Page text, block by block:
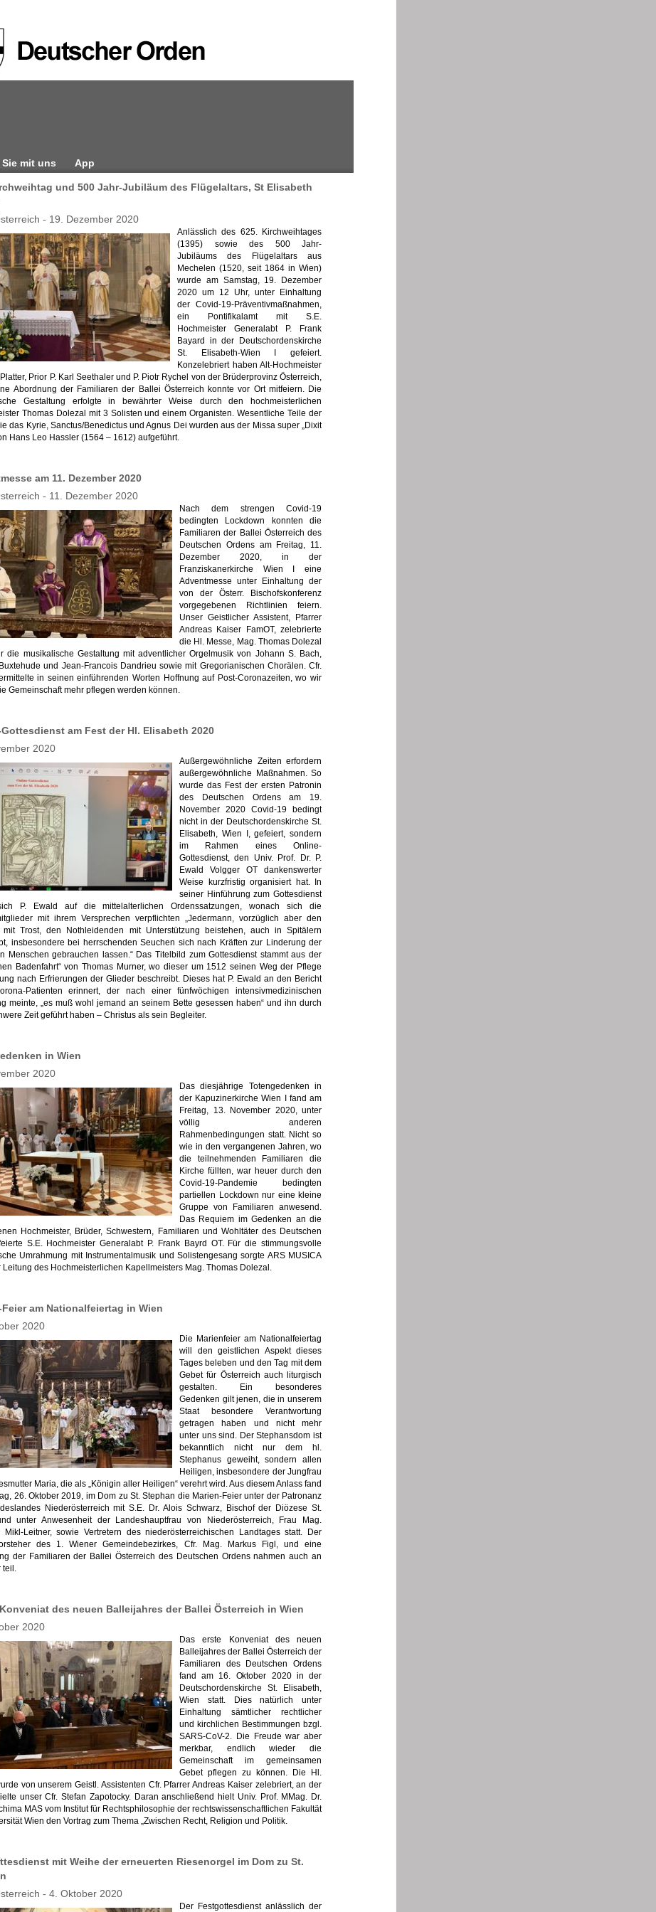
Sie mit uns App
und 500 Jahr-Jubiläum des Flügelaltars, St Elisabeth
- 19. Dezember 2020
Anlässlich des 625. Kirchweihtages
(1395) sowie des 500 Jahr-
Jubiläums des Flügelaltars aus
Mechelen (1520, seit 1864 in Wien)
wurde am Samstag, 19. Dezember
2020 um 12 Uhr, unter Einhaltung
der Covid-19-Präventivmaßnahmen,
ein Pontifikalamt mit S.E.
Hochmeister Generalabt P. Frank
Bayard in der Deutschordenskirche
St. Elisabeth-Wien I gefeiert.
Konzelebriert haben Alt-Hochmeister
Platter, Prior P. Karl Seethaler und P. Piotr Rychel von der Brüderprovinz Österreich,
Abordnung der Familiaren der Ballei Österreich konnte vor Ort mitfeiern. Die
Gestaltung erfolgte in bewährter Weise durch den hochmeisterlichen
Thomas Dolezal mit 3 Solisten und einem Organisten. Wesentliche Teile der
das Kyrie, Sanctus/Benedictus und Agnus Dei wurden aus der Missa super „Dixit
Hans Leo Hassler (1564 – 1612) aufgeführt.
am 11. Dezember 2020
- 11. Dezember 2020
Nach dem strengen Covid-19
bedingten Lockdown konnten die
Familiaren der Ballei Österreich des
Deutschen Ordens am Freitag, 11.
Dezember 2020, in der
Franziskanerkirche Wien I eine
Adventmesse unter Einhaltung der
von der Österr. Bischofskonferenz
vorgegebenen Richtlinien feiern.
Unser Geistlicher Assistent, Pfarrer
Andreas Kaiser FamOT, zelebrierte
die Hl. Messe, Mag. Thomas Dolezal
die musikalische Gestaltung mit adventlicher Orgelmusik von Johann S. Bach,
und Jean-Francois Dandrieu sowie mit Gregorianischen Chorälen. Cfr.
in seinen einführenden Worten Hoffnung auf Post-Coronazeiten, wo wir
Gemeinschaft mehr pflegen werden können.
am Fest der Hl. Elisabeth 2020
2020
Außergewöhnliche Zeiten erfordern
außergewöhnliche Maßnahmen. So
wurde das Fest der ersten Patronin
des Deutschen Ordens am 19.
November 2020 Covid-19 bedingt
nicht in der Deutschordenskirche St.
Elisabeth, Wien I, gefeiert, sondern
im Rahmen eines Online-
Gottesdienst, den Univ. Prof. Dr. P.
Ewald Volgger OT dankenswerter
Weise kurzfristig organisiert hat. In
seiner Hinführung zum Gottesdienst
P. Ewald auf die mittelalterlichen Ordenssatzungen, wonach sich die
mit ihrem Versprechen verpflichten „Jedermann, vorzüglich aber den
mit Trost, den Nothleidenden mit Unterstützung beistehen, auch in Spitälern
insbesondere bei herrschenden Seuchen sich nach Kräften zur Linderung der
Menschen gebrauchen lassen.“ Das Titelbild zum Gottesdienst stammt aus der
Badenfahrt“ von Thomas Murner, wo dieser um 1512 seinen Weg der Pflege
nach Erfrierungen der Glieder beschreibt. Dieses hat P. Ewald an den Bericht
Patienten erinnert, der nach einer fünfwöchigen intensivmedizinischen
meinte, „es muß wohl jemand an seinem Bette gesessen haben“ und ihn durch
Zeit geführt haben – Christus als sein Begleiter.
in Wien
2020
Das diesjährige Totengedenken in
der Kapuzinerkirche Wien I fand am
Freitag, 13. November 2020, unter
völlig anderen
Rahmenbedingungen statt. Nicht so
wie in den vergangenen Jahren, wo
die teilnehmenden Familiaren die
Kirche füllten, war heuer durch den
Covid-19-Pandemie bedingten
partiellen Lockdown nur eine kleine
Gruppe von Familiaren anwesend.
Das Requiem im Gedenken an die
Hochmeister, Brüder, Schwestern, Familiaren und Wohltäter des Deutschen
S.E. Hochmeister Generalabt P. Frank Bayrd OT. Für die stimmungsvolle
Umrahmung mit Instrumentalmusik und Solistengesang sorgte ARS MUSICA
Leitung des Hochmeisterlichen Kapellmeisters Mag. Thomas Dolezal.
Feier am Nationalfeiertag in Wien
2020
Die Marienfeier am Nationalfeiertag
will den geistlichen Aspekt dieses
Tages beleben und den Tag mit dem
Gebet für Österreich auch liturgisch
gestalten. Ein besonderes
Gedenken gilt jenen, die in unserem
Staat besondere Verantwortung
getragen haben und nicht mehr
unter uns sind. Der Stephansdom ist
bekanntlich nicht nur dem hl.
Stephanus geweiht, sondern allen
Heiligen, insbesondere der Jungfrau
Maria, die als „Königin aller Heiligen“ verehrt wird. Aus diesem Anlass fand
26. Oktober 2019, im Dom zu St. Stephan die Marien-Feier unter der Patronanz
Niederösterreich mit S.E. Dr. Alois Schwarz, Bischof der Diözese St.
unter Anwesenheit der Landeshauptfrau von Niederösterreich, Frau Mag.
Mikl-Leitner, sowie Vertretern des niederösterreichischen Landtages statt. Der
des 1. Wiener Gemeindebezirkes, Cfr. Mag. Markus Figl, und eine
der Familiaren der Ballei Österreich des Deutschen Ordens nahmen auch an
teil.
des neuen Balleijahres der Ballei Österreich in Wien
2020
Das erste Konveniat des neuen
Balleijahres der Ballei Österreich der
Familiaren des Deutschen Ordens
fand am 16. Oktober 2020 in der
Deutschordenskirche St. Elisabeth,
Wien statt. Dies natürlich unter
Einhaltung sämtlicher rechtlicher
und kirchlichen Bestimmungen bzgl.
SARS-CoV-2. Die Freude war aber
merkbar, endlich wieder die
Gemeinschaft im gemeinsamen
Gebet pflegen zu können. Die Hl.
von unserem Geistl. Assistenten Cfr. Pfarrer Andreas Kaiser zelebriert, an der
unser Cfr. Stefan Zapotocky. Daran anschließend hielt Univ. Prof. MMag. Dr.
MAS vom Institut für Rechtsphilosophie der rechtswissenschaftlichen Fakultät
Wien den Vortrag zum Thema „Zwischen Recht, Religion und Politik.
mit Weihe der erneuerten Riesenorgel im Dom zu St.
- 4. Oktober 2020
Der Festgottesdienst anlässlich der